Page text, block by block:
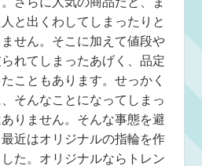
と出くわしてしまったりと
せん。そこに加えて値段や
れてしまったあげく、品定
こともあります。せっかく
そんなことになってしまっ
りません。そんな事態を避
近はオリジナルの指輪を作
た。オリジナルならトレン